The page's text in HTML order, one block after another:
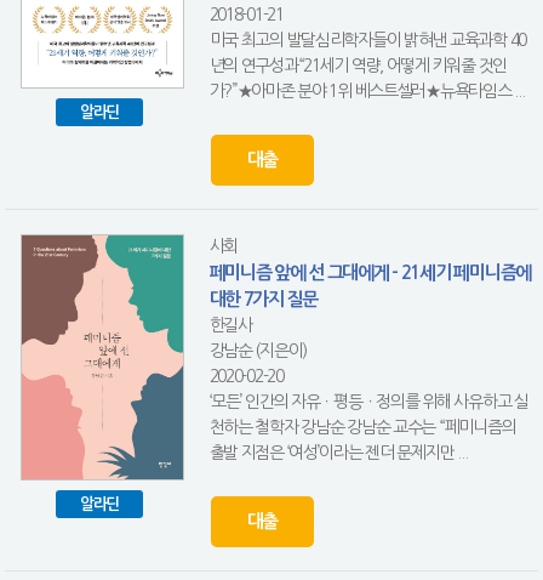
알라딘
2018-01-21
미국 최고의 발달심리학자들이 밝혀낸 교육과학 40
년의 연구성과“21세기 역량, 어떻게 키워줄 것인
가?”★아마존 분야 1위 베스트셀러★뉴욕타임스 ...
대출
알라딘
사회
페미니즘 앞에 선 그대에게 - 21세기 페미니즘에
대한 7가지 질문
한길사
강남순 (지은이)
2020-02-20
‘모든’ 인간의 자유ㆍ평등ㆍ정의를 위해 사유하고 실
천하는 철학자 강남순 강남순 교수는 “페미니즘의
출발 지점은 ‘여성’이라는 젠더 문제지만 ...
대출